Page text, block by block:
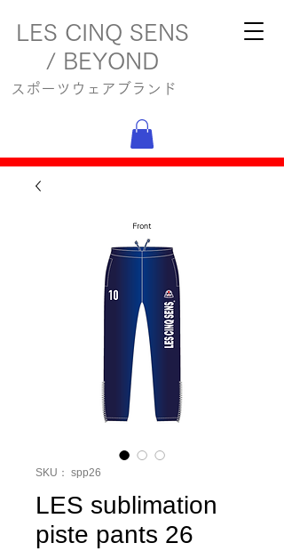
LES CINQ SENS
/ BEYOND
スポーツウェアブランド
SKU： spp26
LES sublimation
piste pants 26